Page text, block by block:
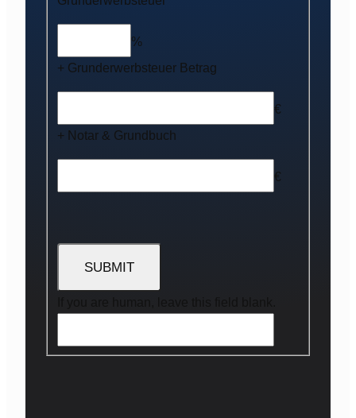
%
+ Grunderwerbsteuer Betrag
€
+ Notar & Grundbuch
€